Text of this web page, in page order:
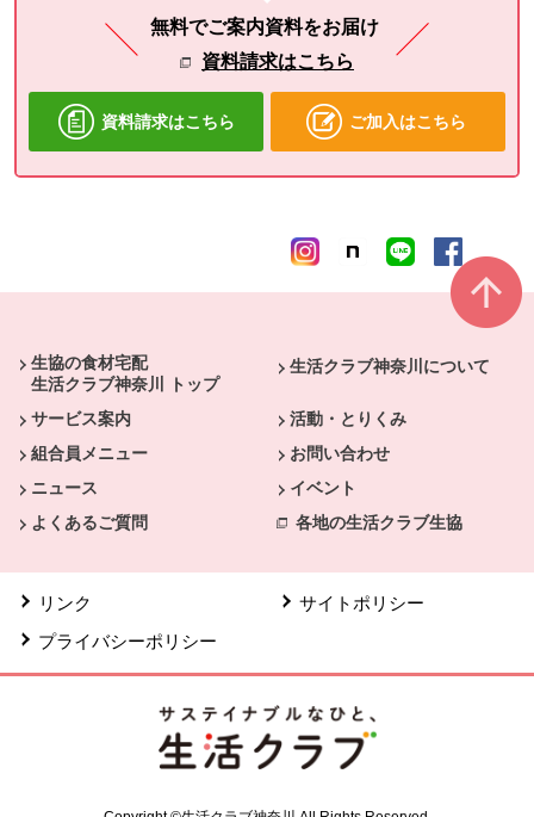
無料でご案内資料をお届け
資料請求はこちら
資料請求はこちら ご加入はこちら
生協の食材宅配
生活クラブ神奈川 トップ
生活クラブ神奈川について
サービス案内
活動・とりくみ
組合員メニュー
お問い合わせ
ニュース
イベント
よくあるご質問
各地の生活クラブ生協
リンク
サイトポリシー
プライバシーポリシー